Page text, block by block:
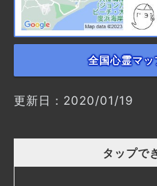
全国心霊マ
更新日：2020/01/19
タップで